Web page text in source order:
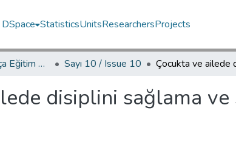
StatisticsUnitsResearchersProjects
YED.JEL Yaşadıkça Eğitim Dergisi / Journal of Education For Life Sayı 10 / Issue 10
disiplini sağlama